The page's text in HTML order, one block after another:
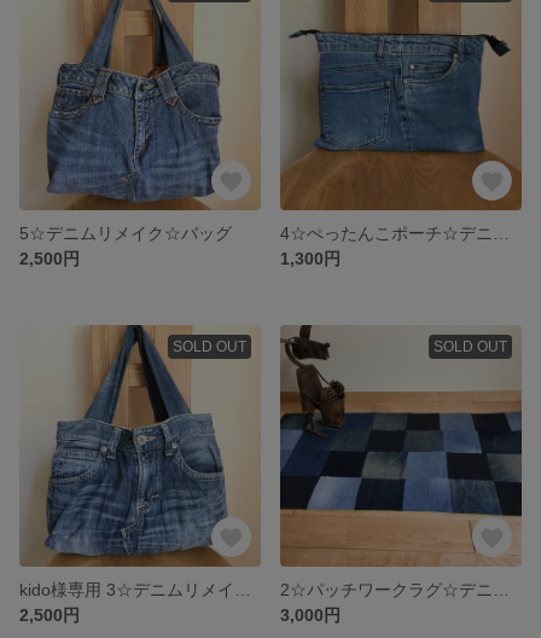
5☆デニムリメイク☆バッグ
2,500円
1,300円
SOLD OUT
2,500円
SOLD OUT
3,000円